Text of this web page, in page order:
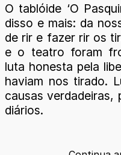
O tablóide ‘O
disso e mais: da
de rir e fazer rir os
e o teatro foram
luta honesta pela
haviam nos tirado.
causas
diários.